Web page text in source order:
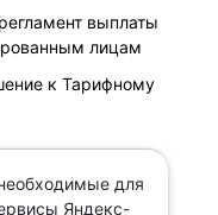
выплаты
лицам
к Тарифному
для
Яндекс-